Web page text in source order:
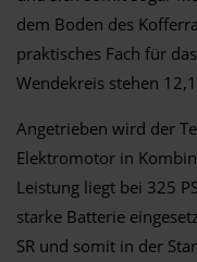
dem Boden des
praktisches Fach für
Wendekreis stehen
Angetrieben wird der
Elektromotor in
Leistung liegt bei 325
starke Batterie
SR und somit in der